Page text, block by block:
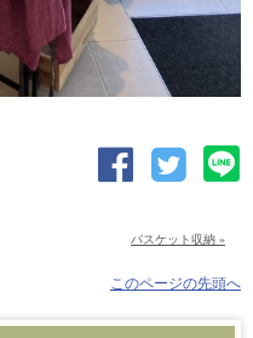
バスケット収納 »
このページの先頭へ